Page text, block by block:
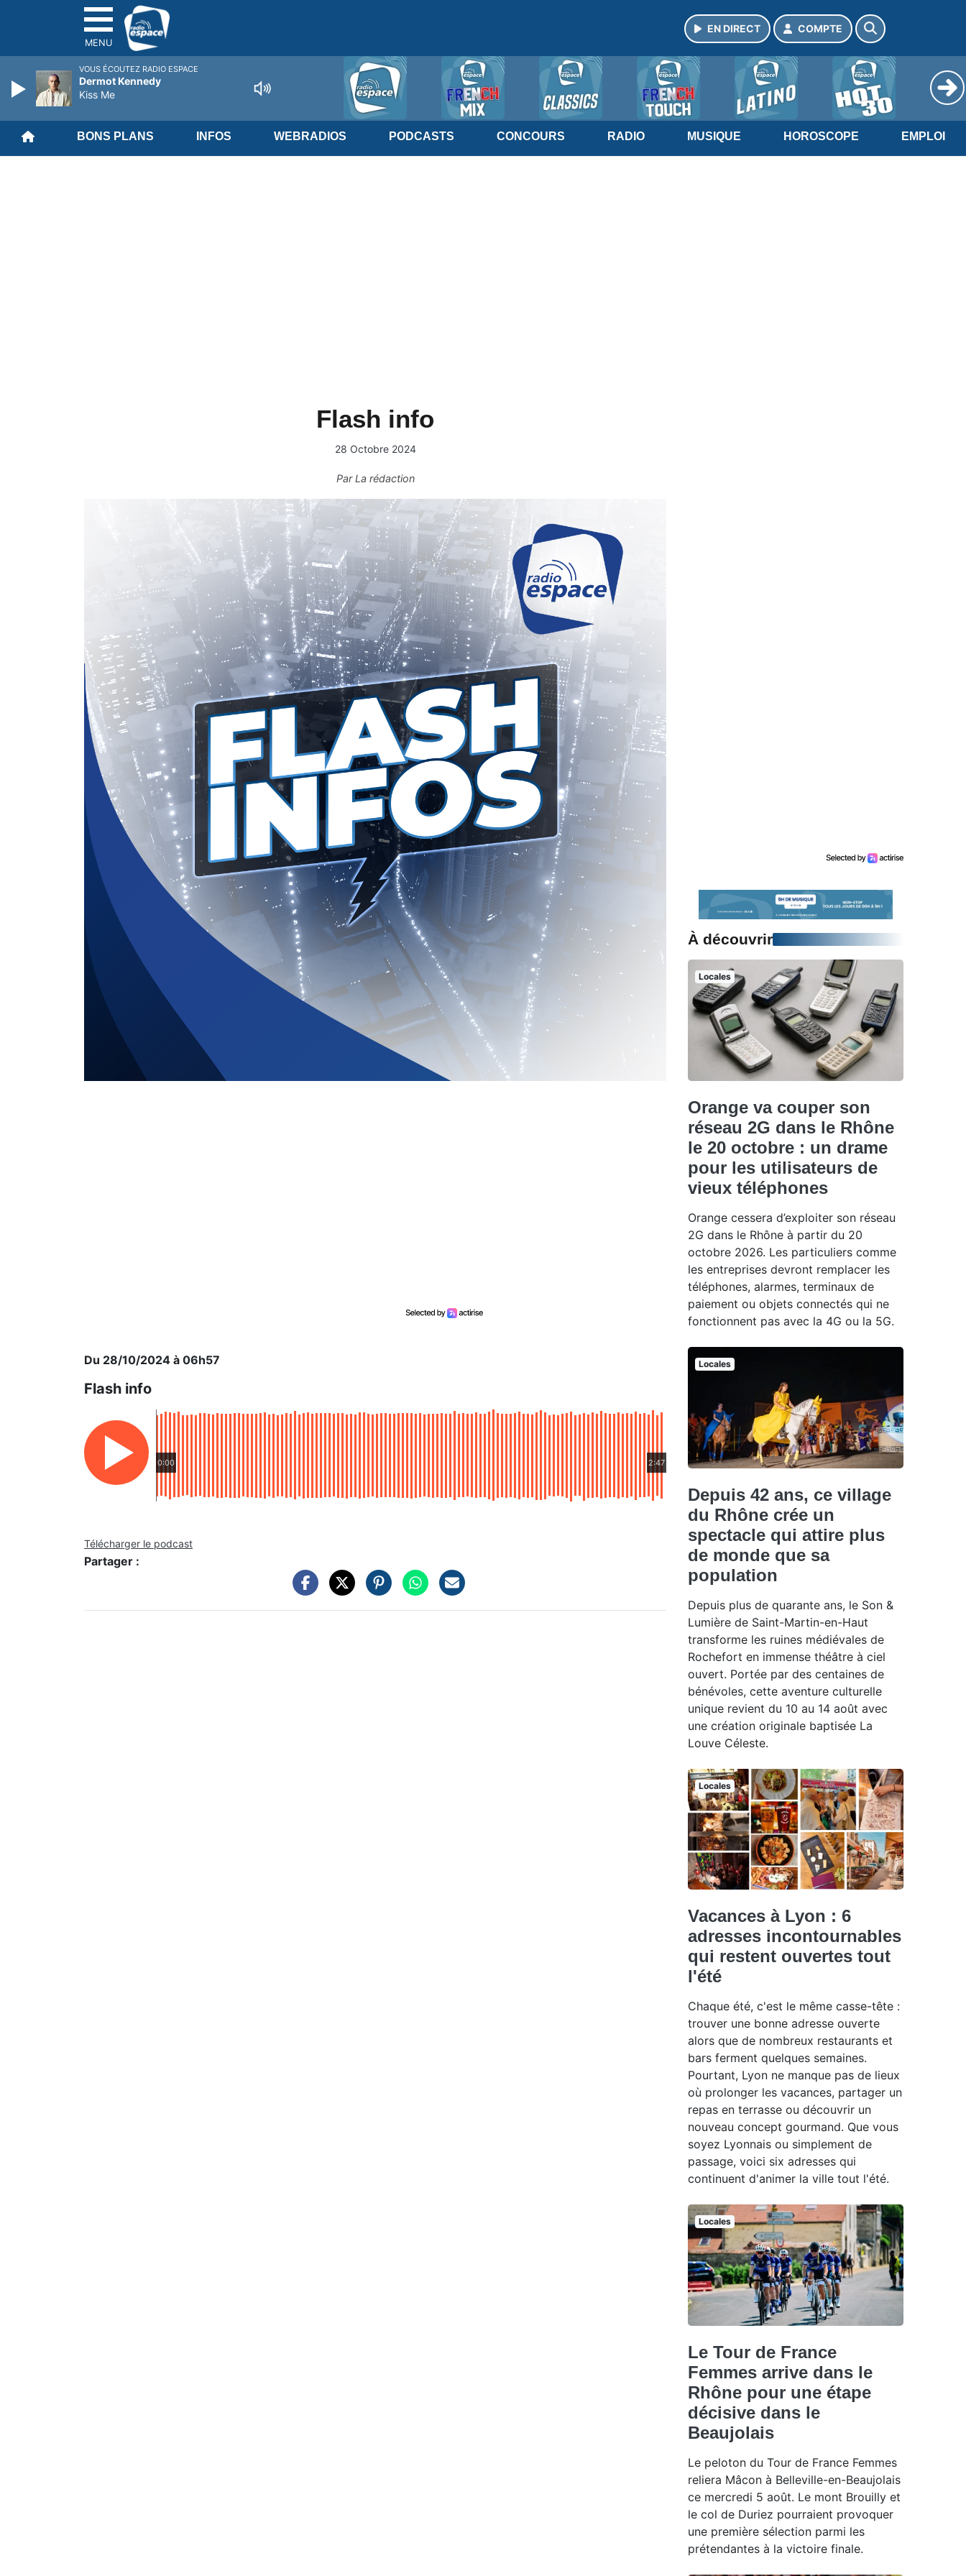
MENU
EN DIRECT COMPTE
BONS PLANS INFOS WEBRADIOS PODCASTS CONCOURS RADIO MUSIQUE HOROSCOPE EMPLOI
Flash info
28 Octobre 2024
ParLa rédaction
Du 28/10/2024 à 06h57
Flash info
0:00 2:47
Télécharger le podcast
Partager :
À découvrir
Locales
Orange va couper son
réseau 2G dans le Rhône
le 20 octobre : un drame
pour les utilisateurs de
vieux téléphones
Orange cessera d’exploiter son réseau
2G dans le Rhône à partir du 20
octobre 2026. Les particuliers comme
les entreprises devront remplacer les
téléphones, alarmes, terminaux de
paiement ou objets connectés qui ne
fonctionnent pas avec la 4G ou la 5G.
Locales
Depuis 42 ans, ce village
du Rhône crée un
spectacle qui attire plus
de monde que sa
population
Depuis plus de quarante ans, le Son &
Lumière de Saint-Martin-en-Haut
transforme les ruines médiévales de
Rochefort en immense théâtre à ciel
ouvert. Portée par des centaines de
bénévoles, cette aventure culturelle
unique revient du 10 au 14 août avec
une création originale baptisée La
Louve Céleste.
Locales
Vacances à Lyon : 6
adresses incontournables
qui restent ouvertes tout
l'été
Chaque été, c'est le même casse-tête :
trouver une bonne adresse ouverte
alors que de nombreux restaurants et
bars ferment quelques semaines.
Pourtant, Lyon ne manque pas de lieux
où prolonger les vacances, partager un
repas en terrasse ou découvrir un
nouveau concept gourmand. Que vous
soyez Lyonnais ou simplement de
passage, voici six adresses qui
continuent d'animer la ville tout l'été.
Locales
Le Tour de France
Femmes arrive dans le
Rhône pour une étape
décisive dans le
Beaujolais
Le peloton du Tour de France Femmes
reliera Mâcon à Belleville-en-Beaujolais
ce mercredi 5 août. Le mont Brouilly et
le col de Duriez pourraient provoquer
une première sélection parmi les
prétendantes à la victoire finale.
VOUS ÉCOUTEZ RADIO ESPACE
Dermot Kennedy
Kiss Me